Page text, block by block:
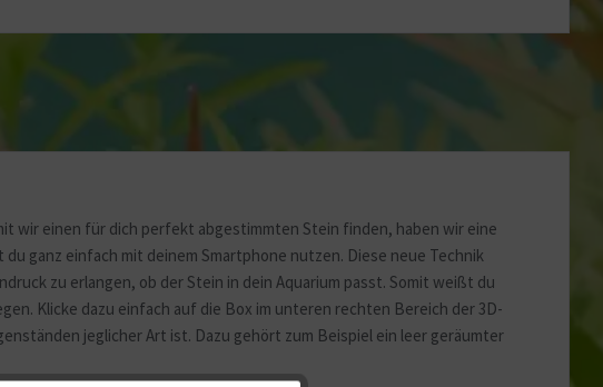
wir einen für dich perfekt abgestimmten Stein finden, haben wir eine
ganz einfach mit deinem Smartphone nutzen. Diese neue Technik
zu erlangen, ob der Stein in dein Aquarium passt. Somit weißt du
Klicke dazu einfach auf die Box im unteren rechten Bereich der 3D-
jeglicher Art ist. Dazu gehört zum Beispiel ein leer geräumter